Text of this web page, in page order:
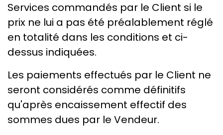
Services commandés par le Client si le
prix ne lui a pas été préalablement réglé
en totalité dans les conditions et ci-
dessus indiquées.
Les paiements effectués par le Client ne
seront considérés comme définitifs
qu'après encaissement effectif des
sommes dues par le Vendeur.